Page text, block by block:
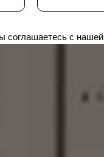
соглашаетесь с нашей